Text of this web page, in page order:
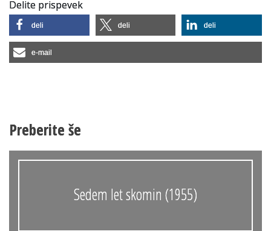
Projekti
Slovenski elektronski arhiv
Anonimka
Delite prispevek
deli deli deli
e-mail
Preberite še
Sedem let skomin (1955)